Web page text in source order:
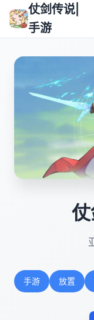
仗剑传说|
手游
手游 放置